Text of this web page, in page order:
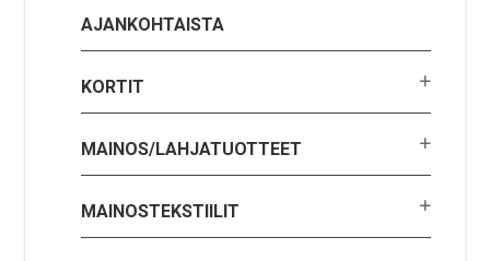
AJANKOHTAISTA
KORTIT
MAINOS/LAHJATUOTTEET
MAINOSTEKSTIILIT